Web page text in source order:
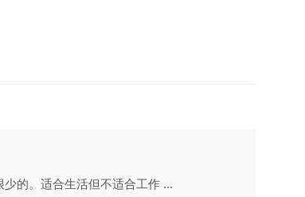
的。适合生活但不适合工作 ...